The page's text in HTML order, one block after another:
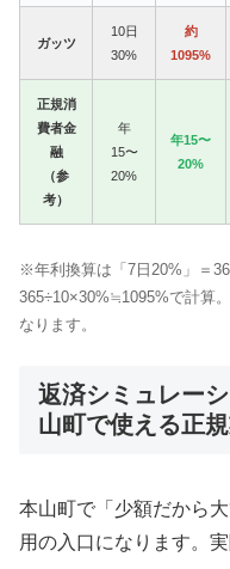
ガッツ
10日
30%
約
1095%
正規消
費者金
融
（参
考）
年
15〜
20%
年15〜
20%
※年利換算は「7日20%」＝
365÷10×30%≒1095%で計算
なります。
返済シミュレー
山町で使える正
本山町で「少額だから
用の入口になります。